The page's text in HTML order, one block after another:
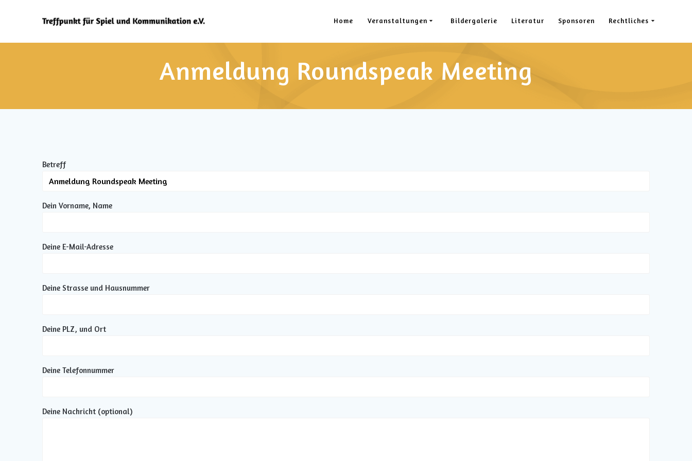
Home Veranstaltungen Bildergalerie Literatur Sponsoren Rechtliches
Anmeldung Roundspeak Meeting
Betreff
Dein Vorname, Name
Deine E-Mail-Adresse
Deine Strasse und Hausnummer
Deine PLZ, und Ort
Deine Telefonnummer
Deine Nachricht (optional)